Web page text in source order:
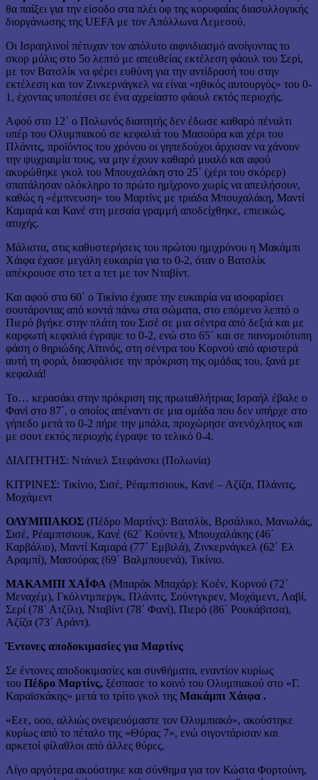
θα παίξει για την είσοδο στα πλέι οφ της κορυφαίας διασυλλογικής
διοργάνωσης της UEFA με τον Απόλλωνα Λεμεσού.
Οι Ισραηλινοί πέτυχαν τον απόλυτο αιφνιδιασμό ανοίγοντας το
σκορ μόλις στο 5ο λεπτό με απευθείας εκτέλεση φάουλ του Σερί,
με τον Βατσλίκ να φέρει ευθύνη για την αντίδρασή του στην
εκτέλεση και τον Ζινκερνάγκελ να είναι «ηθικός αυτουργός» του 0-
1, έχοντας υποπέσει σε ένα αχρείαστο φάουλ εκτός περιοχής.
Αφού στο 12΄ ο Πολωνός διαιτητής δεν έδωσε καθαρό πέναλτι
υπέρ του Ολυμπιακού σε κεφαλιά του Μασούρα και χέρι του
Πλάνιτς, προϊόντος του χρόνου οι γηπεδούχοι άρχισαν να χάνουν
την ψυχραιμία τους, να μην έχουν καθαρό μυαλό και αφού
ακυρώθηκε γκολ του Μπουχαλάκη στο 25΄ (χέρι του σκόρερ)
σπατάλησαν ολόκληρο το πρώτο ημίχρονο χωρίς να απειλήσουν,
καθώς η «έμπνευση» του Μαρτίνς με τριάδα Μπουχαλάκη, Μαντί
Καμαρά και Κανέ στη μεσαία γραμμή αποδείχθηκε, επιεικώς,
ατυχής.
Μάλιστα, στις καθυστερήσεις του πρώτου ημιχρόνου η Μακάμπι
Χάιφα έχασε μεγάλη ευκαιρία για το 0-2, όταν ο Βατσλίκ
απέκρουσε στο τετ α τετ με τον Νταβίντ.
Και αφού στο 60΄ ο Τικίνιο έχασε την ευκαιρία να ισοφαρίσει
σουτάροντας από κοντά πάνω στα σώματα, στο επόμενο λεπτό ο
Πιερό βγήκε στην πλάτη του Σισέ σε μια σέντρα από δεξιά και με
καρφωτή κεφαλιά έγραψε το 0-2, ενώ στο 65΄ και σε πανομοιότυπη
φάση ο θηριώδης Αϊτινός, στη σέντρα του Κορνού από αριστερά
αυτή τη φορά, διασφάλισε την πρόκριση της ομάδας του, ξανά με
κεφαλιά!
Το… κερασάκι στην πρόκριση της πρωταθλήτριας Ισραήλ έβαλε ο
Φανί στο 87΄, ο οποίος απέναντι σε μια ομάδα που δεν υπήρχε στο
γήπεδο μετά το 0-2 πήρε την μπάλα, προχώρησε ανενόχλητος και
με σουτ εκτός περιοχής έγραψε το τελικό 0-4.
ΔΙΑΙΤΗΤΗΣ: Ντάνιελ Στεφάνσκι (Πολωνία)
ΚΙΤΡΙΝΕΣ: Τικίνιο, Σισέ, Ρέαμπτσιουκ, Κανέ – Αζίζα, Πλάνιτς,
Μοχάμεντ
ΟΛΥΜΠΙΑΚΟΣ (Πέδρο Μαρτίνς): Βατσλίκ, Βρσάλικο, Μανωλάς,
Σισέ, Ρέαμπτσιουκ, Κανέ (62΄ Κούντε), Μπουχαλάκης (46΄
Καρβάλιο), Μαντί Καμαρά (77΄ Εμβιλά), Ζινκερνάγκελ (62΄ Ελ
Αραμπί), Μασούρας (69΄ Βαλμπουενά), Τικίνιο.
ΜΑΚΑΜΠΙ ΧΑΪΦΑ (Μπαράκ Μπαχάρ): Κοέν, Κορνού (72΄
Μεναχέμ), Γκόλντμπεργκ, Πλάνιτς, Σούντγκρεν, Μοχάμεντ, Λαβί,
Σερί (78΄ Ατζίλι), Νταβίντ (78΄ Φανί), Πιερό (86΄ Ρουκάβιτσα),
Αζίζα (73΄ Αράντ).
Έντονες αποδοκιμασίες για Μαρτίνς
Σε έντονες αποδοκιμασίες και συνθήματα, εναντίον κυρίως
του Πέδρο Μαρτίνς, ξέσπασε το κοινό του Ολυμπιακού στο «Γ.
Καραϊσκάκης» μετά το τρίτο γκολ της Μακάμπι Χάιφα .
«Εεε, οοο, αλλιώς ονειρευόμαστε τον Ολυμπιακό», ακούστηκε
κυρίως από το πέταλο της «Θύρας 7», ενώ σιγοντάρισαν και
αρκετοί φίλαθλοι από άλλες θύρες.
Λίγο αργότερα ακούστηκε και σύνθημα για τον Κώστα Φορτούνη,